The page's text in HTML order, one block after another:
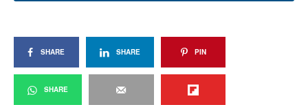
SHARE SHARE PIN
SHARE